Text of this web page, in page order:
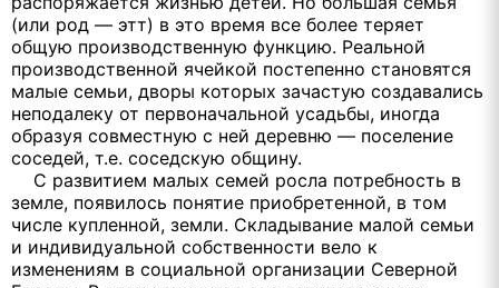
(или род — этт) в это время все более теряет
общую производственную функцию. Реальной
производственной ячейкой постепенно становятся
малые семьи, дворы которых зачастую создавались
неподалеку от первоначальной усадьбы, иногда
образуя совместную с ней деревню — поселение
соседей, т.е. соседскую общину.
С развитием малых семей росла потребность в
земле, появилось понятие приобретенной, в том
числе купленной, земли. Складывание малой семьи
и индивидуальной собственности вело к
изменениям в социальной организации Северной